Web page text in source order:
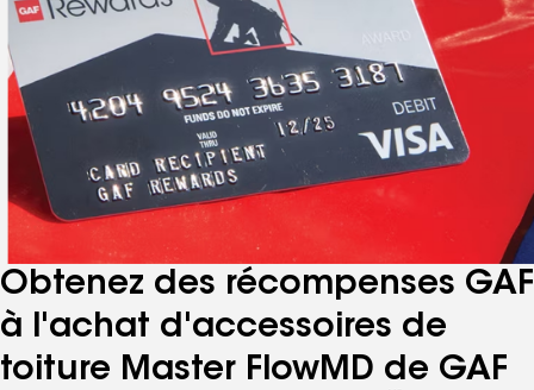
Obtenez des récompenses GAF
à l'achat d'accessoires de
toiture Master FlowMD de GAF